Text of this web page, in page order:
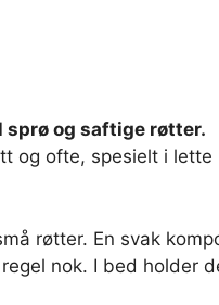
og saftige røtter.
og ofte, spesielt i lette
røtter. En svak
nok. I bed holder